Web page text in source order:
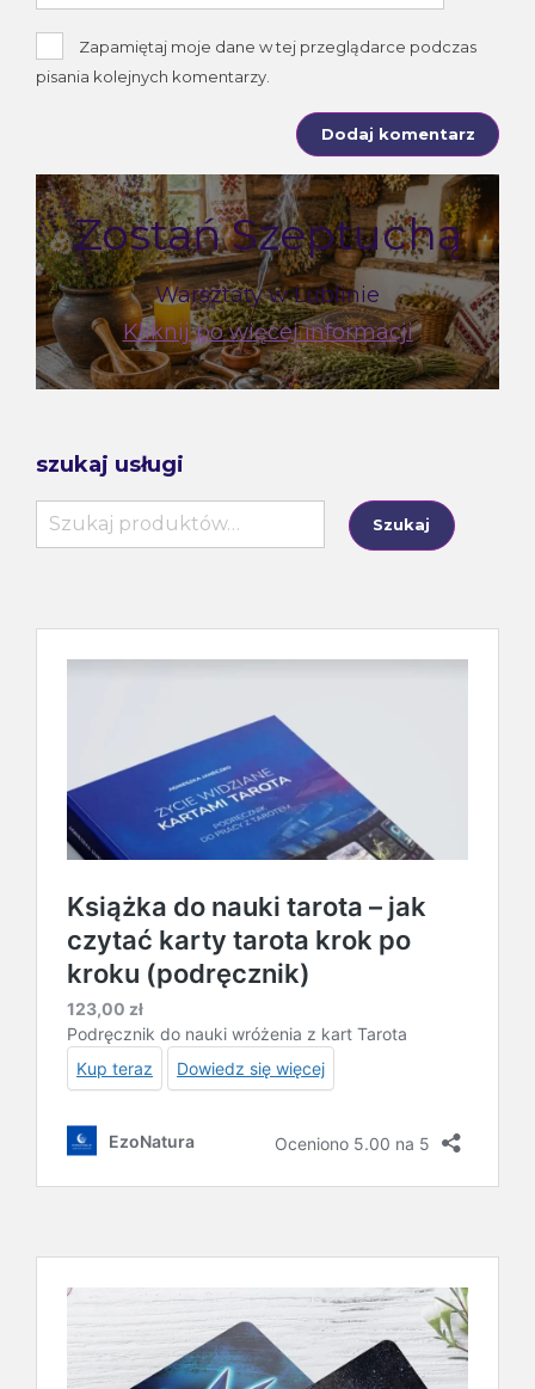
Zapamiętaj moje dane w tej przeglądarce podczas
pisania kolejnych komentarzy.
Zostań Szeptuchą
Warsztaty w Lublinie
Kliknij po więcej informacji
szukaj usługi
Szukaj:
Szukaj